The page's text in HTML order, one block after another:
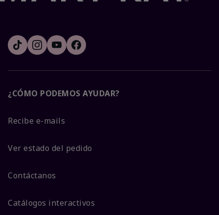
¿CÓMO PODEMOS AYUDAR?
Recibe e-mails
Ver estado del pedido
Contáctanos
Catálogos interactivos